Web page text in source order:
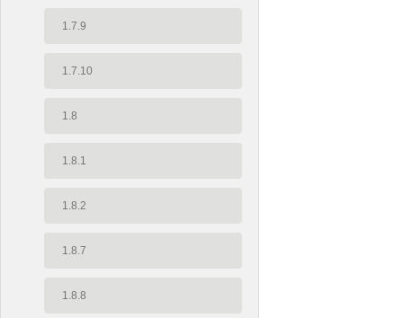
1.7.9
1.7.10
1.8
1.8.1
1.8.2
1.8.7
1.8.8